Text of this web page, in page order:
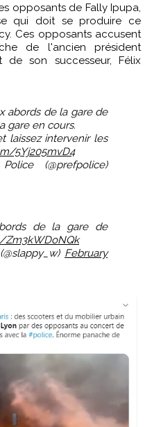
opposants de Fally Ipupa,
qui doit se produire ce
Ces opposants accusent
de l'ancien président
de son successeur, Félix
abords de la gare de
gare en cours.
laissez intervenir les
5Yj205mvD4
(@prefpolice)
Zm3kWDoNQk
February